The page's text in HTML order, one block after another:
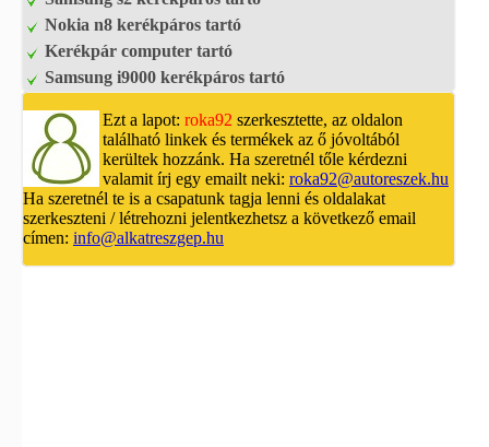
Nokia n8 kerékpáros tartó
Kerékpár computer tartó
Samsung i9000 kerékpáros tartó
Ezt a lapot: roka92 szerkesztette, az oldalon
található linkek és termékek az ő jóvoltából
kerültek hozzánk. Ha szeretnél tőle kérdezni
valamit írj egy emailt neki: roka92@autoreszek.hu
Ha szeretnél te is a csapatunk tagja lenni és oldalakat
szerkeszteni / létrehozni jelentkezhetsz a következő email
címen: info@alkatreszgep.hu